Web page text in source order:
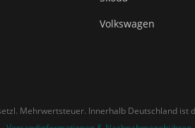
Volkswagen
Mehrwertsteuer. Innerhalb Deutschland ist